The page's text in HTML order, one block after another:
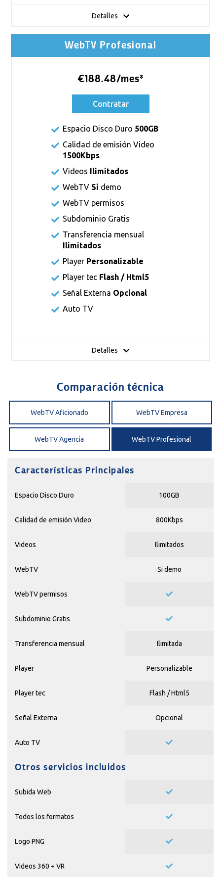
Detalles
WebTV Profesional
€188.48/mes*
Contratar
Espacio Disco Duro 500GB
Calidad de emisión Video
1500Kbps
Videos Ilimitados
WebTV Si demo
WebTV permisos
Subdominio Gratis
Transferencia mensual
Ilimitados
Player Personalizable
Player tec Flash / Html5
Señal Externa Opcional
Auto TV
Detalles
Comparación técnica
WebTV Aficionado WebTV Empresa
WebTV Agencia WebTV Profesional
Características Principales
Espacio Disco Duro 100GB
Calidad de emisión Video 800Kbps
Videos Ilimitados
WebTV Si demo
WebTV permisos
Subdominio Gratis
Transferencia mensual Ilimitada
Player Personalizable
Player tec Flash / Html5
Señal Externa Opcional
Auto TV
Otros servicios incluidos
Subida Web
Todos los formatos
Logo PNG
Videos 360 + VR